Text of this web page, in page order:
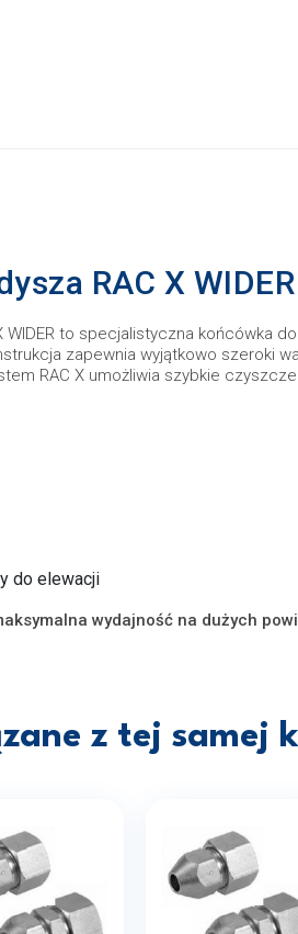
RAC X WIDER
WIDER to specjalistyczna końcówka
zapewnia wyjątkowo szeroki
RAC X umożliwia szybkie
do elewacji
wydajność na dużych
z tej samej